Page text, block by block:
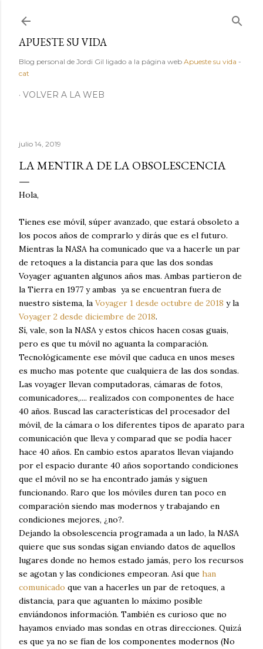
APUESTE SU VIDA
Blog personal de Jordi Gil ligado a la página web Apueste su vida -
cat
VOLVER A LA WEB
julio 14, 2019
LA MENTIRA DE LA OBSOLESCENCIA
Hola,
Tienes ese móvil, súper avanzado, que estará obsoleto a
los pocos años de comprarlo y dirás que es el futuro.
Mientras la NASA ha comunicado que va a hacerle un par
de retoques a la distancia para que las dos sondas
Voyager aguanten algunos años mas. Ambas partieron de
la Tierra en 1977 y ambas ya se encuentran fuera de
nuestro sistema, la Voyager 1 desde octubre de 2018 y la
Voyager 2 desde diciembre de 2018.
Sí, vale, son la NASA y estos chicos hacen cosas guais,
pero es que tu móvil no aguanta la comparación.
Tecnológicamente ese móvil que caduca en unos meses
es mucho mas potente que cualquiera de las dos sondas.
Las voyager llevan computadoras, cámaras de fotos,
comunicadores,.... realizados con componentes de hace
40 años. Buscad las características del procesador del
móvil, de la cámara o los diferentes tipos de aparato para
comunicación que lleva y comparad que se podía hacer
hace 40 años. En cambio estos aparatos llevan viajando
por el espacio durante 40 años soportando condiciones
que el móvil no se ha encontrado jamás y siguen
funcionando. Raro que los móviles duren tan poco en
comparación siendo mas modernos y trabajando en
condiciones mejores, ¿no?.
Dejando la obsolescencia programada a un lado, la NASA
quiere que sus sondas sigan enviando datos de aquellos
lugares donde no hemos estado jamás, pero los recursos
se agotan y las condiciones empeoran. Así que han
comunicado que van a hacerles un par de retoques, a
distancia, para que aguanten lo máximo posible
enviándonos información. También es curioso que no
hayamos enviado mas sondas en otras direcciones. Quizá
es que ya no se fían de los componentes modernos (No